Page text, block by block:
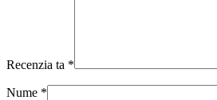
Recenzia ta *
Nume *